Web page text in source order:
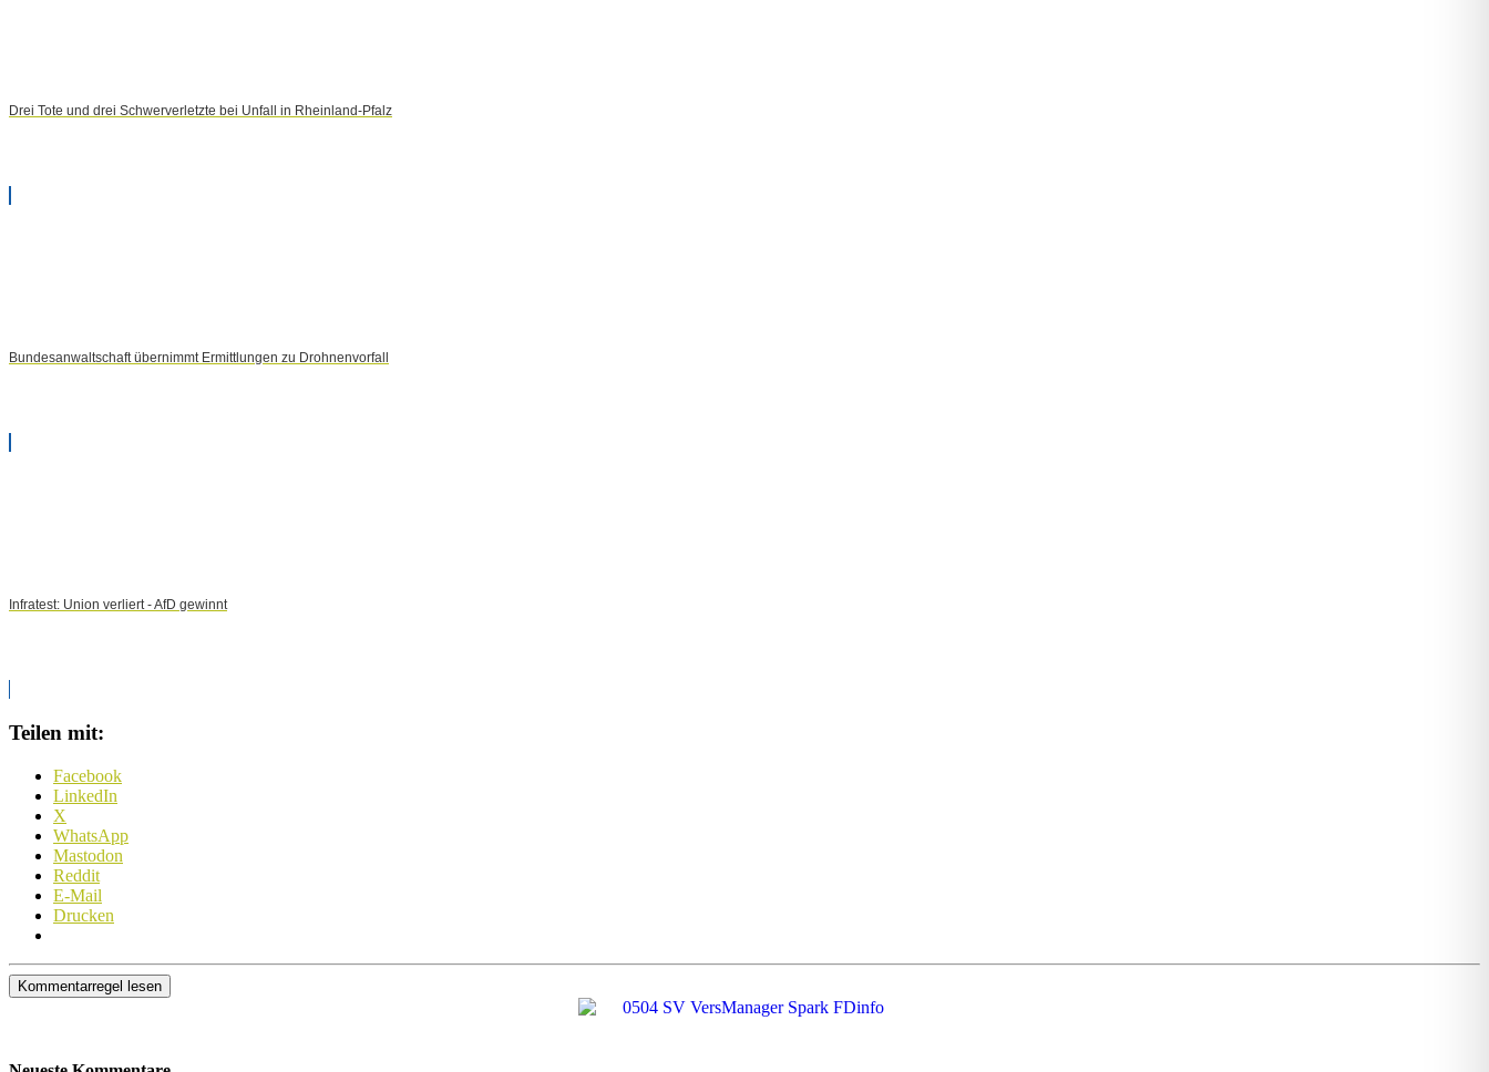
Drei Tote und drei Schwerverletzte bei Unfall in Rheinland-Pfalz
Bundesanwaltschaft übernimmt Ermittlungen zu Drohnenvorfall
Infratest: Union verliert - AfD gewinnt
Teilen mit:
Facebook
LinkedIn
X
WhatsApp
Mastodon
Reddit
E-Mail
Drucken
Kommentarregel lesen